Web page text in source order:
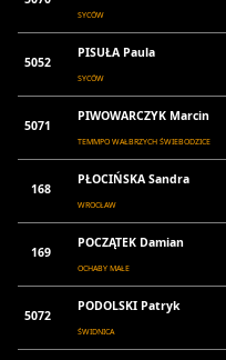
SYCÓW
5052
PISUŁA Paula
SYCÓW
5071
PIWOWARCZYK Marcin
TEMMPO WAŁBRZYCH ŚWIEBODZICE
168
PŁOCIŃSKA Sandra
WROCŁAW
169
POCZĄTEK Damian
OCHABY MAŁE
5072
PODOLSKI Patryk
ŚWIDNICA